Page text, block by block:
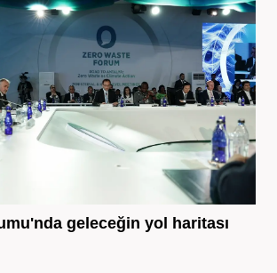
geleceğin yol haritası